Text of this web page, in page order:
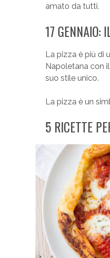
amato da tutti.
17 GENNAIO:
La pizza è più di
Napoletana con
suo stile unico.
La pizza è un
5 RICETTE